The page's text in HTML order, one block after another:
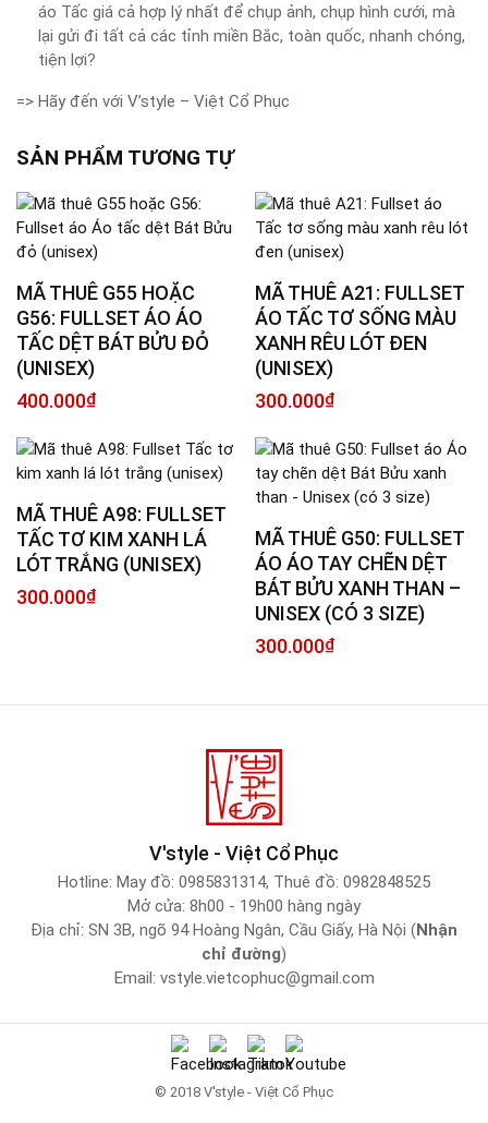
áo Tấc giá cả hợp lý nhất để chụp ảnh, chụp hình cưới, mà
lại gửi đi tất cả các tỉnh miền Bắc, toàn quốc, nhanh chóng,
tiện lợi?
=> Hãy đến với V’style – Việt Cổ Phục
SẢN PHẨM TƯƠNG TỰ
MÃ THUÊ G55 HOẶC
G56: FULLSET ÁO ÁO
TẤC DỆT BÁT BỬU ĐỎ
(UNISEX)
400.000₫
MÃ THUÊ A21: FULLSET
ÁO TẤC TƠ SỐNG MÀU
XANH RÊU LÓT ĐEN
(UNISEX)
300.000₫
MÃ THUÊ A98: FULLSET
TẤC TƠ KIM XANH LÁ
LÓT TRẮNG (UNISEX)
300.000₫
MÃ THUÊ G50: FULLSET
ÁO ÁO TAY CHẼN DỆT
BÁT BỬU XANH THAN –
UNISEX (CÓ 3 SIZE)
300.000₫
V'style - Việt Cổ Phục
Hotline: May đồ: 0985831314, Thuê đồ: 0982848525
Mở cửa: 8h00 - 19h00 hàng ngày
Địa chỉ: SN 3B, ngõ 94 Hoàng Ngân, Cầu Giấy, Hà Nội (Nhận
chỉ đường)
Email: vstyle.vietcophuc@gmail.com
© 2018 V'style - Việt Cổ Phục